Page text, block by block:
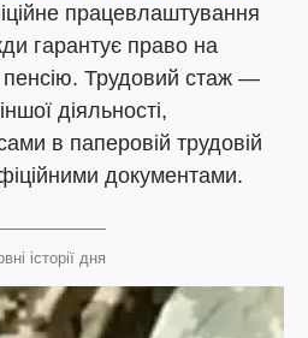
працевлаштування
гарантує право на
пенсію. Трудовий стаж —
діяльності,
в паперовій трудовій
документами.
історії дня